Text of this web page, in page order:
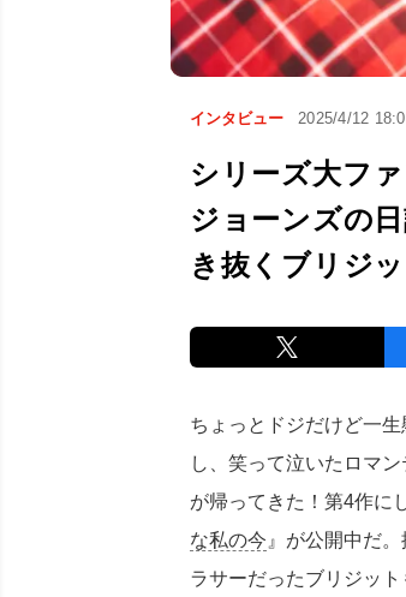
インタビュー 2025/4/12
シリーズ大フ
ジョーンズの
き抜くブリジ
ちょっとドジだけど一
し、笑って泣いたロマ
が帰ってきた！第4作に
な私の今 』が公開中だ
ラサーだったブリジッ